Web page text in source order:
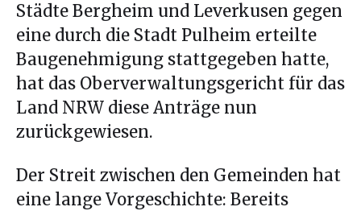
Städte Bergheim und Leverkusen gegen
eine durch die Stadt Pulheim erteilte
Baugenehmigung stattgegeben hatte,
hat das Oberverwaltungsgericht für das
Land NRW diese Anträge nun
zurückgewiesen.
Der Streit zwischen den Gemeinden hat
eine lange Vorgeschichte: Bereits